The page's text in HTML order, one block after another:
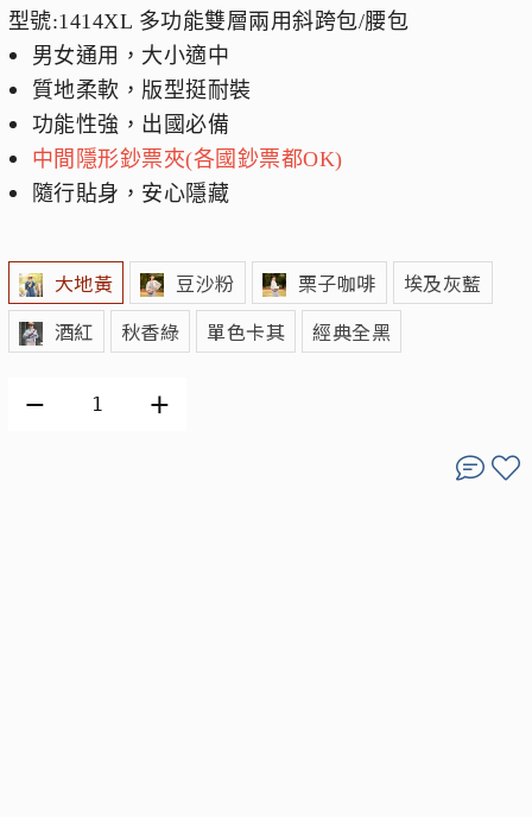
型號:1414XL 多功能雙層兩用斜跨包/腰包
男女通用，大小適中
質地柔軟，版型挺耐裝
功能性強，出國必備
中間隱形鈔票夾(各國鈔票都OK)
隨行貼身，安心隱藏
大地黃 豆沙粉 栗子咖啡
埃及灰藍
酒紅
秋香綠 單色卡其 經典全黑